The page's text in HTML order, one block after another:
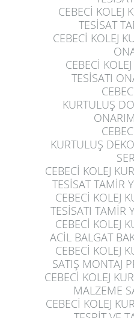
CEBECİ KOLEJ
TESİSAT
CEBECİ KOLEJ
CEBECİ
TESİSATI
KURTULUŞ
KURTULUŞ
CEBECİ KOLEJ
TESİSAT TAMİR
CEBECİ KOLEJ
TESİSATI TAMİR
CEBECİ KOLEJ
ACİL BALGAT
CEBECİ KOLEJ
SATIŞ MONTAJ
CEBECİ KOLEJ
MALZEME
CEBECİ KOLEJ